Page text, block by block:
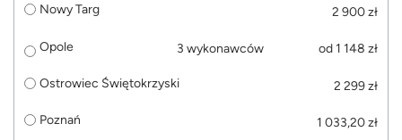
Nowy Targ 2 900 zł
Opole 3 wykonawców od 1 148 zł
Ostrowiec Świętokrzyski 2 299 zł
Poznań 1 033,20 zł